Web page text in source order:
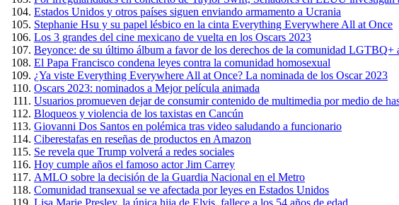
Estados Unidos y otros países siguen enviando armamento a Ucrania
Stephanie Hsu y su papel lésbico en la cinta Everything Everywhere All at Once
Los 3 grandes del cine mexicano de vuelta en los Oscars 2023
Beyonce: de su último álbum a favor de los derechos de la comunidad LGTBQ+
El Papa Francisco condena leyes contra la comunidad homosexual
¿Ya viste Everything Everywhere All at Once? La nominada de los Oscar 2023
Oscars 2023: nominados a Mejor película animada
Usuarios promueven dejar de consumir contenido de multimedia por medio de
Bloqueos y violencia de los taxistas en Cancún
Giovanni Dos Santos en polémica tras video saludando a funcionario
Ciberestafas en reseñas de productos en Amazon
Se revela que Trump volverá a redes sociales
Hoy cumple años el famoso actor Jim Carrey
AMLO sobre la decisión de la Guardia Nacional en el Metro
Comunidad transexual se ve afectada por leyes en Estados Unidos
Lisa Marie Presley, la única hija de Elvis, fallece a los 54 años de edad